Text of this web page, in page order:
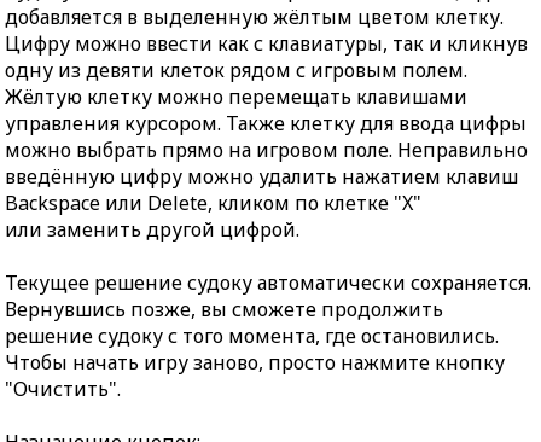
добавляется в выделенную жёлтым цветом клетку.
Цифру можно ввести как с клавиатуры, так и кликнув
одну из девяти клеток рядом с игровым полем.
Жёлтую клетку можно перемещать клавишами
управления курсором. Также клетку для ввода цифры
можно выбрать прямо на игровом поле. Неправильно
введённую цифру можно удалить нажатием клавиш
Backspace или Delete, кликом по клетке "X"
или заменить другой цифрой.
Текущее решение судоку автоматически сохраняется.
Вернувшись позже, вы сможете продолжить
решение судоку с того момента, где остановились.
Чтобы начать игру заново, просто нажмите кнопку
"Очистить".